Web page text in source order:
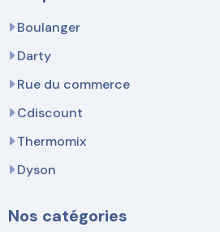
Boulanger
Darty
Rue du commerce
Cdiscount
Thermomix
Dyson
Nos catégories